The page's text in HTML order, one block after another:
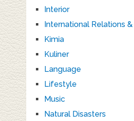
Interior
International Relations
Kimia
Kuliner
Language
Lifestyle
Music
Natural Disasters